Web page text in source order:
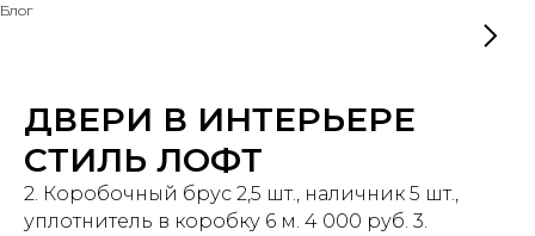
Блог
ДВЕРИ В ИНТЕРЬЕРЕ
СТИЛЬ ЛОФТ
2. Коробочный брус 2,5 шт., наличник 5 шт.,
уплотнитель в коробку 6 м. 4 000 руб. 3.